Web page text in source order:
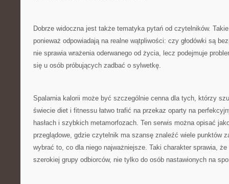
Dobrze widoczna jest także tematyka pytań od czytelników.
ponieważ odpowiadają na realne wątpliwości: czy głodówki są
nie sprawia wrażenia oderwanego od życia, lecz podejmuje
się u osób próbujących zadbać o sylwetkę.
Spalarnia kalorii może być szczególnie cenna dla tych, którzy
świecie diet i fitnessu łatwo trafić na przekaz oparty na
hasłach i szybkich metamorfozach. Ten serwis można opisać
przeglądowe, gdzie czytelnik ma szansę znaleźć wiele punktów
wybrać to, co dla niego najważniejsze. Taki charakter sprawia,
szerokiej grupy odbiorców, nie tylko do osób nastawionych na